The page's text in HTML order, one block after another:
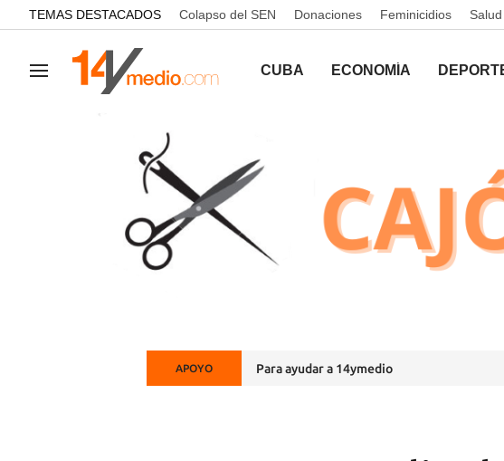
common.go-to-content
TEMAS DESTACADOS Colapso del SEN Donaciones Feminicidios Salud
Navegación CUBA ECONOMÍA
APOYO Para ayudar a 14ymedio